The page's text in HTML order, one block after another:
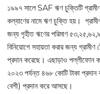
১৯৯৭ সালে SAF ঋণ চুক্তিটি
কল্যাণের নামে ঋণ চুক্তি হয়।
জন্য গৃহীত ঋণের পরিমাণ
বিনিয়োগে সহায়তা করার জন্য
প্রদান করেছে। এছাড়াও পল্লীফোন
২০২৩ পর্যন্ত ৪৬৮ কোটি টাকা
বেশী) প্রদান করে আসছে।